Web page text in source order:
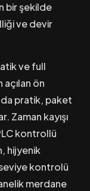
bir şekilde
ve devir
ve full
ön
pratik, paket
Zaman kayışı
kontrollü
hijyenik
kontrolü
merdane